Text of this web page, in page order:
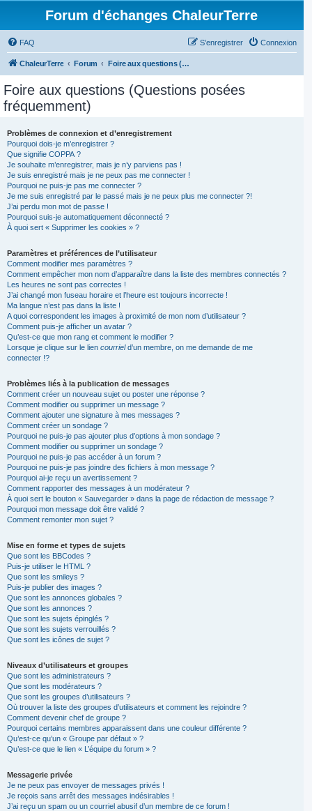
Forum d'échanges ChaleurTerre
FAQ Connexion
S’enregistrer
ChaleurTerre Forum Foire aux questions (Questions posées fréquemment)
Foire aux questions (Questions posées
fréquemment)
Problèmes de connexion et d’enregistrement
Pourquoi dois-je m’enregistrer ?
Que signifie COPPA ?
Je souhaite m’enregistrer, mais je n’y parviens pas !
Je suis enregistré mais je ne peux pas me connecter !
Pourquoi ne puis-je pas me connecter ?
Je me suis enregistré par le passé mais je ne peux plus me connecter ?!
J’ai perdu mon mot de passe !
Pourquoi suis-je automatiquement déconnecté ?
À quoi sert « Supprimer les cookies » ?
Paramètres et préférences de l’utilisateur
Comment modifier mes paramètres ?
Comment empêcher mon nom d’apparaître dans la liste des membres connectés ?
Les heures ne sont pas correctes !
J’ai changé mon fuseau horaire et l’heure est toujours incorrecte !
Ma langue n’est pas dans la liste !
A quoi correspondent les images à proximité de mon nom d’utilisateur ?
Comment puis-je afficher un avatar ?
Qu’est-ce que mon rang et comment le modifier ?
Lorsque je clique sur le lien courrield’un membre, on me demande de me
connecter !?
Problèmes liés à la publication de messages
Comment créer un nouveau sujet ou poster une réponse ?
Comment modifier ou supprimer un message ?
Comment ajouter une signature à mes messages ?
Comment créer un sondage ?
Pourquoi ne puis-je pas ajouter plus d’options à mon sondage ?
Comment modifier ou supprimer un sondage ?
Pourquoi ne puis-je pas accéder à un forum ?
Pourquoi ne puis-je pas joindre des fichiers à mon message ?
Pourquoi ai-je reçu un avertissement ?
Comment rapporter des messages à un modérateur ?
À quoi sert le bouton « Sauvegarder » dans la page de rédaction de message ?
Pourquoi mon message doit être validé ?
Comment remonter mon sujet ?
Mise en forme et types de sujets
Que sont les BBCodes ?
Puis-je utiliser le HTML ?
Que sont les smileys ?
Puis-je publier des images ?
Que sont les annonces globales ?
Que sont les annonces ?
Que sont les sujets épinglés ?
Que sont les sujets verrouillés ?
Que sont les icônes de sujet ?
Niveaux d’utilisateurs et groupes
Que sont les administrateurs ?
Que sont les modérateurs ?
Que sont les groupes d’utilisateurs ?
Où trouver la liste des groupes d’utilisateurs et comment les rejoindre ?
Comment devenir chef de groupe ?
Pourquoi certains membres apparaissent dans une couleur différente ?
Qu’est-ce qu’un « Groupe par défaut » ?
Qu’est-ce que le lien « L’équipe du forum » ?
Messagerie privée
Je ne peux pas envoyer de messages privés !
Je reçois sans arrêt des messages indésirables !
J’ai reçu un spam ou un courriel abusif d’un membre de ce forum !